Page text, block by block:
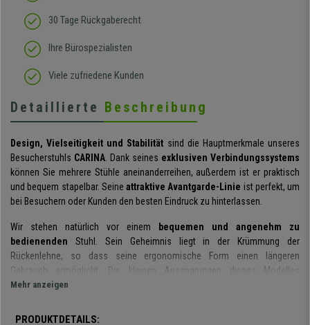
30 Tage Rückgaberecht
Ihre Bürospezialisten
Viele zufriedene Kunden
Detaillierte Beschreibung
Design, Vielseitigkeit und Stabilität sind die Hauptmerkmale unseres
Besucherstuhls CARINA. Dank seines exklusiven Verbindungssystems
können Sie mehrere Stühle aneinanderreihen, außerdem ist er praktisch
und bequem stapelbar. Seine attraktive Avantgarde-Linie ist perfekt, um
bei Besuchern oder Kunden den besten Eindruck zu hinterlassen.
Wir stehen natürlich vor einem
bequemen und angenehm zu
bedienenden Stuhl. Sein Geheimnis liegt in der Krümmung der
Rückenlehne, so dass seine ergonomische Form einen längeren
Gebrauch ermöglicht. Die kleinen Aussparungen dieses Modelles
verstärken das moderne Erscheinungsbild und erleichtern gleichzeitig die
unterschiedliche Benutzergrößen anpasst
Mehr anzeigen
PRODUKTDETAILS: